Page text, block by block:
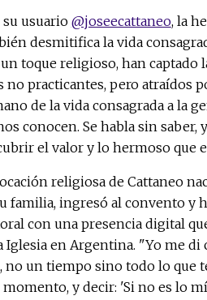
su usuario @joseecattaneo, la
desmitifica la vida
toque religioso, han captado
no practicantes, pero atraídos
de la vida consagrada a la
conocen. Se habla sin saber,
el valor y lo hermoso que
religiosa de Cattaneo
familia, ingresó al convento y
con una presencia digital
Iglesia en Argentina. "Yo me di
no un tiempo sino todo lo que
momento, y decir: 'Si no es lo